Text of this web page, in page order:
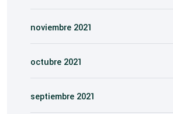
noviembre 2021
octubre 2021
septiembre 2021